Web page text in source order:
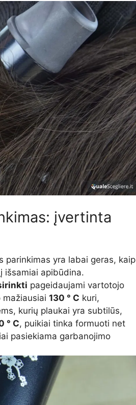
įvertinta
parinkimas yra labai geras, kaip
išsamiai apibūdina.
pageidaujami vartotojo
mažiausiai 130 ° C kuri,
kurių plaukai yra subtilūs,
° C, puikiai tinka formuoti net
pasiekiama garbanojimo